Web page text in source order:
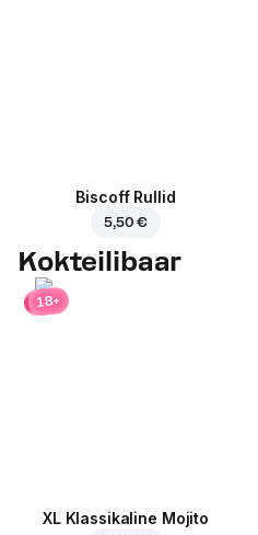
Biscoff Rullid
5,50 €
Kokteilibaar
18+
XL Klassikaline Mojito